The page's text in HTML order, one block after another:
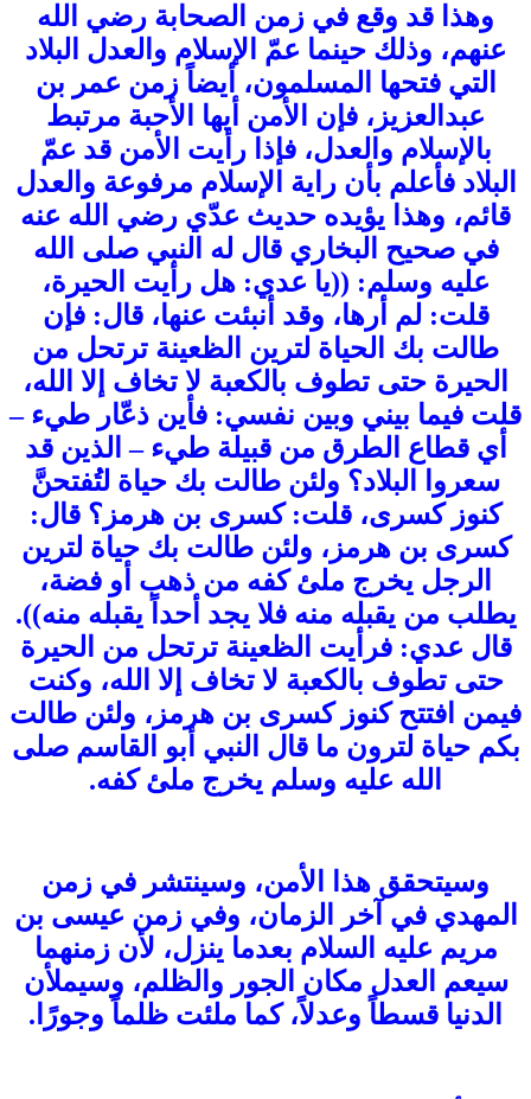
وهذا قد وقع في زمن الصحابة رضي الله
عنهم، وذلك حينما عمّ الإسلام والعدل البلاد
التي فتحها المسلمون، أيضاً زمن عمر بن
عبدالعزيز، فإن الأمن أيها الأحبة مرتبط
بالإسلام والعدل، فإذا رأيت الأمن قد عمّ
البلاد فأعلم بأن راية الإسلام مرفوعة والعدل
قائم، وهذا يؤيده حديث عدّي رضي الله عنه
في صحيح البخاري قال له النبي صلى الله
عليه وسلم: ((يا عدي: هل رأيت الحيرة،
قلت: لم أرها، وقد أنبئت عنها، قال: فإن
طالت بك الحياة لترين الظعينة ترتحل من
الحيرة حتى تطوف بالكعبة لا تخاف إلا الله،
قلت فيما بيني وبين نفسي: فأين ذعّار طيء –
أي قطاع الطرق من قبيلة طيء – الذين قد
سعروا البلاد؟ ولئن طالت بك حياة لتُفتحنَّ
كنوز كسرى، قلت: كسرى بن هرمز؟ قال:
كسرى بن هرمز، ولئن طالت بك حياة لترين
الرجل يخرج ملئ كفه من ذهب أو فضة،
يطلب من يقبله منه فلا يجد أحداً يقبله منه)).
قال عدي: فرأيت الظعينة ترتحل من الحيرة
حتى تطوف بالكعبة لا تخاف إلا الله، وكنت
فيمن افتتح كنوز كسرى بن هرمز، ولئن طالت
بكم حياة لترون ما قال النبي أبو القاسم صلى
الله عليه وسلم يخرج ملئ كفه.
وسيتحقق هذا الأمن، وسينتشر في زمن
المهدي في آخر الزمان، وفي زمن عيسى بن
مريم عليه السلام بعدما ينزل، لأن زمنهما
سيعم العدل مكان الجور والظلم، وسيملأن
الدنيا قسطاً وعدلاً، كما ملئت ظلماً وجورًا.